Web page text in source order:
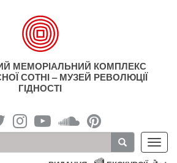
МЕМОРІАЛЬНИЙ КОМПЛЕКС
СОТНІ – МУЗЕЙ РЕВОЛЮЦІЇ
ГІДНОСТІ